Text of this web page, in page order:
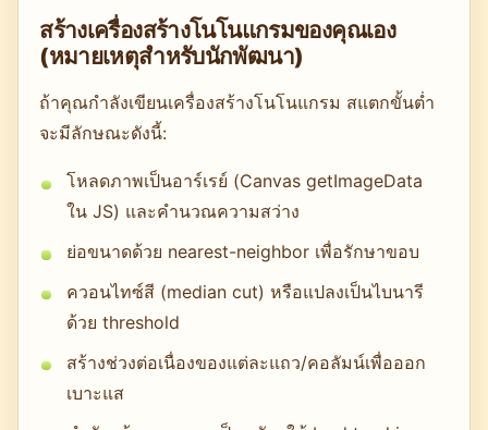
สร้างเครื่องสร้างโนโนแกรมของคุณเอง
(หมายเหตุสำหรับนักพัฒนา)
ถ้าคุณกำลังเขียนเครื่องสร้างโนโนแกรม สแตกขั้นต่ำ
จะมีลักษณะดังนี้:
โหลดภาพเป็นอาร์เรย์ (Canvas getImageData
ใน JS) และคำนวณความสว่าง
ย่อขนาดด้วย nearest-neighbor เพื่อรักษาขอบ
ควอนไทซ์สี (median cut) หรือแปลงเป็นไบนารี
ด้วย threshold
สร้างช่วงต่อเนื่องของแต่ละแถว/คอลัมน์เพื่อออก
เบาะแส